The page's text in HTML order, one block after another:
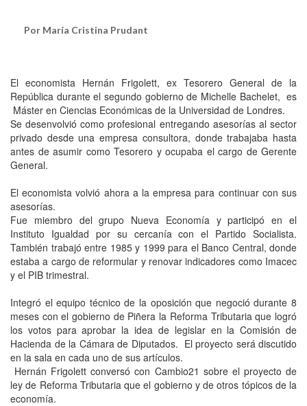
Por María Cristina Prudant
El economista Hernán Frigolett, ex Tesorero General de la
República durante el segundo gobierno de Michelle Bachelet, es
Máster en Ciencias Económicas de la Universidad de Londres.
Se desenvolvió como profesional entregando asesorías al sector
privado desde una empresa consultora, donde trabajaba hasta
antes de asumir como Tesorero y ocupaba el cargo de Gerente
General.
El economista volvió ahora a la empresa para continuar con sus
asesorías.
Fue miembro del grupo Nueva Economía y participó en el
Instituto Igualdad por su cercanía con el Partido Socialista.
También trabajó entre 1985 y 1999 para el Banco Central, donde
estaba a cargo de reformular y renovar indicadores como Imacec
y el PIB trimestral.
Integró el equipo técnico de la oposición que negoció durante 8
meses con el gobierno de Piñera la Reforma Tributaria que logró
los votos para aprobar la idea de legislar en la Comisión de
Hacienda de la Cámara de Diputados. El proyecto será discutido
en la sala en cada uno de sus artículos.
Hernán Frigolett conversó con Cambio21 sobre el proyecto de
ley de Reforma Tributaria que el gobierno y de otros tópicos de la
economía.